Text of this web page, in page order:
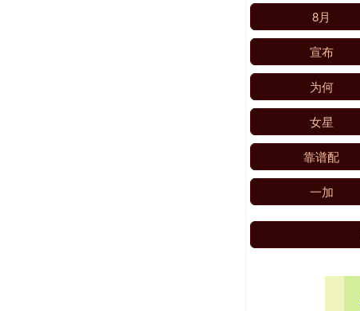
8月
宣布
为何
女星
靠谱配
一加